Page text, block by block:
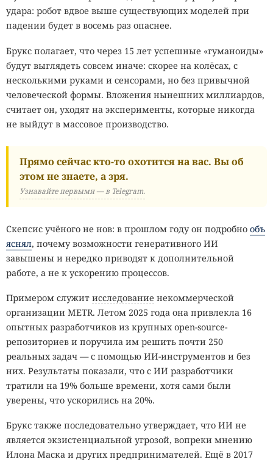
удара: робот вдвое выше существующих моделей при
падении будет в восемь раз опаснее.
Брукс полагает, что через 15 лет успешные «гуманоиды»
будут выглядеть совсем иначе: скорее на колёсах, с
несколькими руками и сенсорами, но без привычной
человеческой формы. Вложения нынешних миллиардов,
считает он, уходят на эксперименты, которые никогда
не выйдут в массовое производство.
Прямо сейчас кто-то охотится на вас. Вы об
этом не знаете, а зря.
Узнавайте первыми — в Telegram.
Скепсис учёного не нов: в прошлом году он подробно объ
яснял, почему возможности генеративного ИИ
завышены и нередко приводят к дополнительной
работе, а не к ускорению процессов.
Примером служит исследование некоммерческой
организации METR. Летом 2025 года она привлекла 16
опытных разработчиков из крупных open-source-
репозиториев и поручила им решить почти 250
реальных задач — с помощью ИИ-инструментов и без
них. Результаты показали, что с ИИ разработчики
тратили на 19% больше времени, хотя сами были
уверены, что ускорились на 20%.
Брукс также последовательно утверждает, что ИИ не
является экзистенциальной угрозой, вопреки мнению
Илона Маска и других предпринимателей. Ещё в 2017